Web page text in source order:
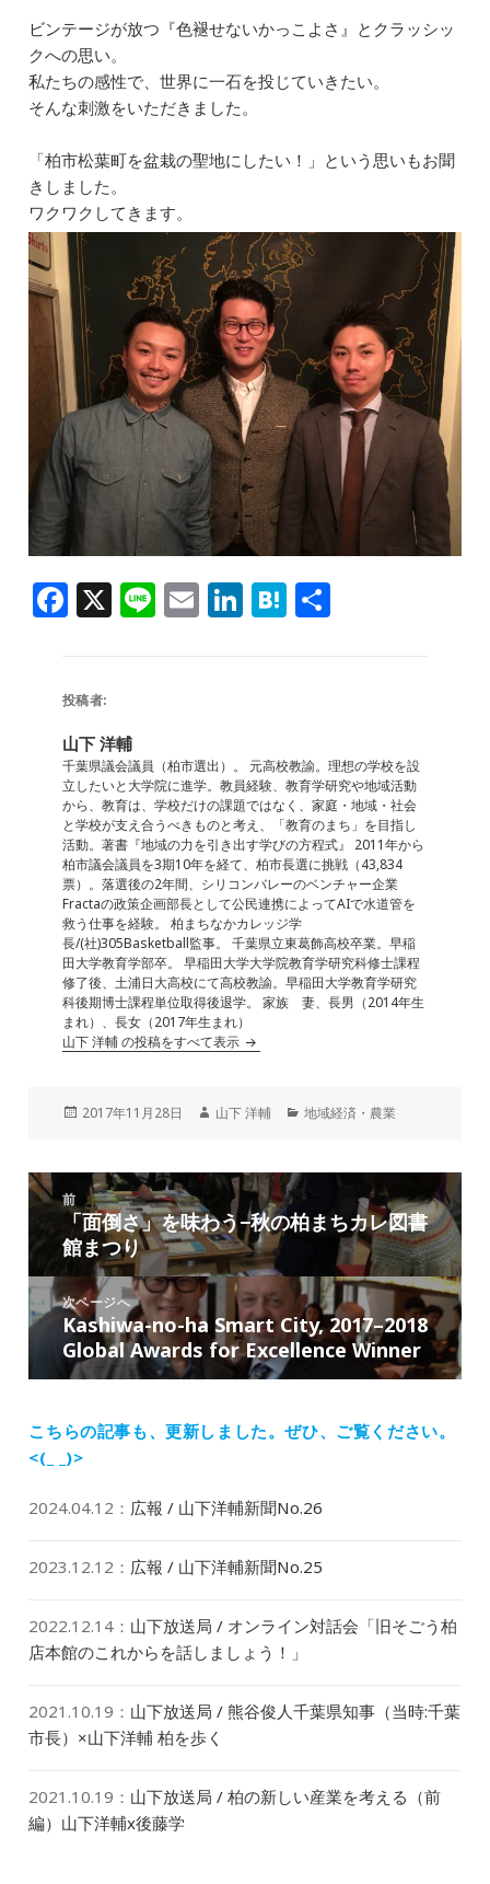
ビンテージが放つ『色褪せないかっこよさ』とクラッシッ
クへの思い。
私たちの感性で、世界に一石を投じていきたい。
そんな刺激をいただきました。
「柏市松葉町を盆栽の聖地にしたい！」という思いもお聞
きしました。
ワクワクしてきます。
F
e
b
o
o
k
X Li E Li
n
H
投稿者:
山下 洋輔
千葉県議会議員（柏市選出）。 元高校教諭。理想の学校を設
立したいと大学院に進学。教員経験、教育学研究や地域活動
から、教育は、学校だけの課題ではなく、家庭・地域・社会
と学校が支え合うべきものと考え、「教育のまち」を目指し
活動。著書『地域の力を引き出す学びの方程式』 2011年から
柏市議会議員を3期10年を経て、柏市長選に挑戦（43,834
票）。落選後の2年間、シリコンバレーのベンチャー企業
Fractaの政策企画部長として公民連携によってAIで水道管を
救う仕事を経験。 柏まちなかカレッジ学
長/(社)305Basketball監事。 千葉県立東葛飾高校卒業。早稲
田大学教育学部卒。 早稲田大学大学院教育学研究科修士課程
修了後、土浦日大高校にて高校教諭。早稲田大学教育学研究
科後期博士課程単位取得後退学。 家族 妻、長男（2014年生
まれ）、長女（2017年生まれ）
山下 洋輔 の投稿をすべて表示
投
2017年11月28日
作
山下 洋輔
カ
リ
地域経済・農業
投
稿
ナ
ビ
ゲ
ー
前
前
の
投
稿:
「面倒さ」を味わう−秋の柏まちカレ図書
館まつり
次ページへ
次
の
投
Kashiwa-no-ha Smart City, 2017–2018
Global Awards for Excellence Winner
こちらの記事も、更新しました。ぜひ、ご覧ください。
<(_ _)>
2024.04.12 ： 広報 / 山下洋輔新聞No.26
2023.12.12 ： 広報 / 山下洋輔新聞No.25
2022.12.14 ： 山下放送局 / オンライン対話会「旧そごう柏
店本館のこれからを話しましょう！」
2021.10.19 ： 山下放送局 / 熊谷俊人千葉県知事（当時:千葉
市長）×山下洋輔 柏を歩く
2021.10.19 ： 山下放送局 / 柏の新しい産業を考える（前
編）山下洋輔x後藤学